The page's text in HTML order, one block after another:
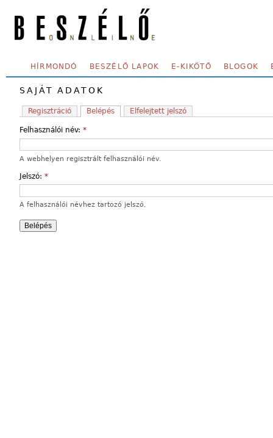
SECONDARY MENU
HÍRMONDÓ BESZÉLŐ LAPOK E-KIKÖTŐ BLOGOK
SAJÁT ADATOK
Regisztráció Belépés Elfelejtett jelszó
Felhasználói név: *
A webhelyen regisztrált felhasználói név.
Jelszó: *
A felhasználói névhez tartozó jelszó.